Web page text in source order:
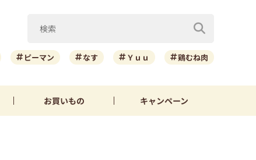
ピーマン なす Ｙｕｕ 鶏むね肉
お買いもの キャンペーン